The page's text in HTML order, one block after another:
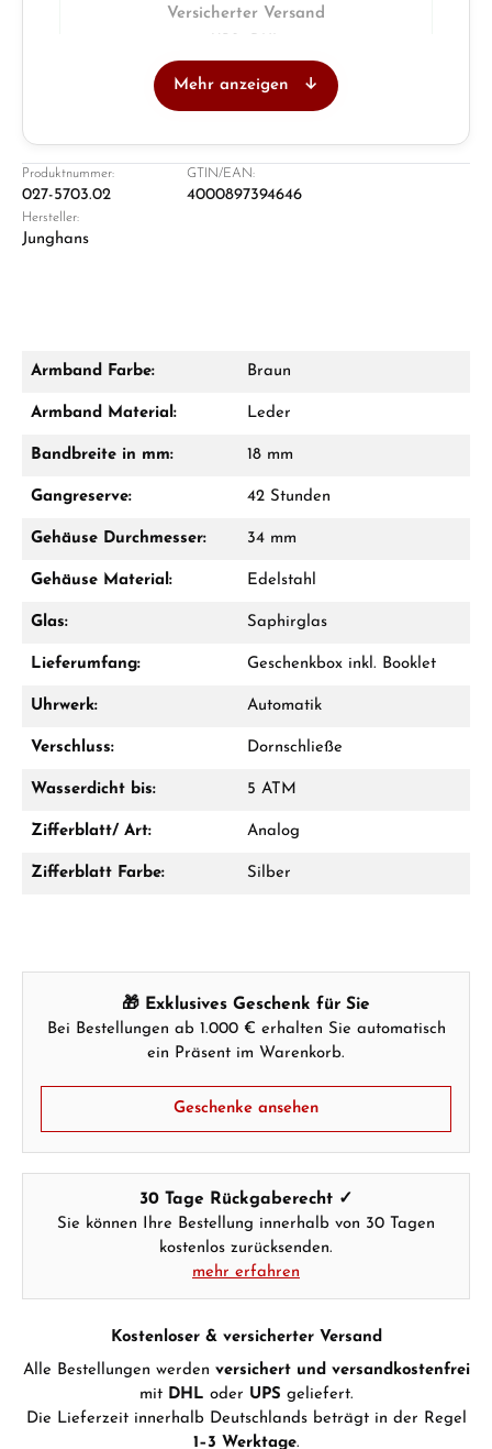
Versicherter Versand
Ladengeschäft in Solingen
Damon Reiners
WhatsApp Chat
Geschenk im Warenkorb.
GESCHENKE ANSEHEN
Mehr anzeigen
Produktnummer:
027-5703.02
GTIN/EAN:
4000897394646
Hersteller:
Junghans
Armband Farbe: Braun
Armband Material: Leder
Bandbreite in mm: 18 mm
Gangreserve: 42 Stunden
Gehäuse Durchmesser: 34 mm
Gehäuse Material: Edelstahl
Glas: Saphirglas
Lieferumfang: Geschenkbox inkl. Booklet
Uhrwerk: Automatik
Verschluss: Dornschließe
Wasserdicht bis: 5 ATM
Zifferblatt/ Art: Analog
Zifferblatt Farbe: Silber
🎁 Exklusives Geschenk für Sie
Bei Bestellungen ab 1.000 € erhalten Sie automatisch
ein Präsent im Warenkorb.
Geschenke ansehen
30 Tage Rückgaberecht ✓
Sie können Ihre Bestellung innerhalb von 30 Tagen
kostenlos zurücksenden.
mehr erfahren
Kostenloser & versicherter Versand
Alle Bestellungen werden versichert und versandkostenfrei
mit DHL oder UPS geliefert.
Die Lieferzeit innerhalb Deutschlands beträgt in der Regel
1–3 Werktage.